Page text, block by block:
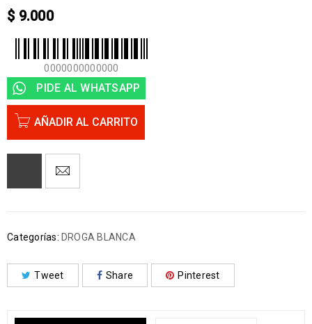
$9.000
0000000000000
PIDE AL WHATSAPP
AÑADIR AL CARRITO
Categorías: DROGA BLANCA
Tweet Share Pinterest